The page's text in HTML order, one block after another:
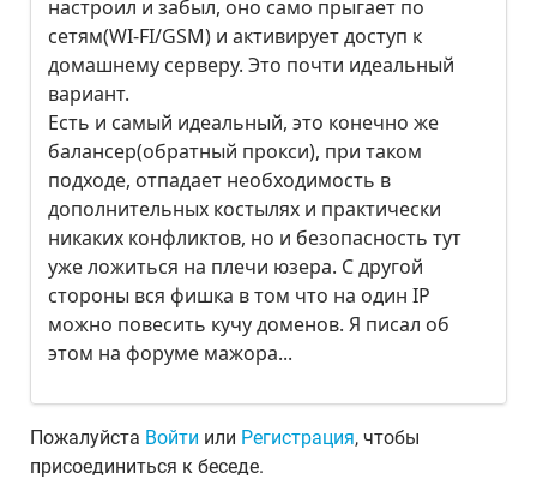
настроил и забыл, оно само прыгает по
сетям(WI-FI/GSM) и активирует доступ к
домашнему серверу. Это почти идеальный
вариант.
Есть и самый идеальный, это конечно же
балансер(обратный прокси), при таком
подходе, отпадает необходимость в
дополнительных костылях и практически
никаких конфликтов, но и безопасность тут
уже ложиться на плечи юзера. С другой
стороны вся фишка в том что на один IP
можно повесить кучу доменов. Я писал об
этом на форуме мажора...
Пожалуйста Войти или Регистрация, чтобы
присоединиться к беседе.